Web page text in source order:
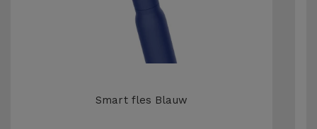
Smart fles Blauw